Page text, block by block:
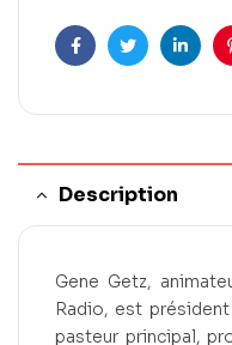
FacebookTwitter
Description
Gene Getz,
Radio, est
pasteur principal,